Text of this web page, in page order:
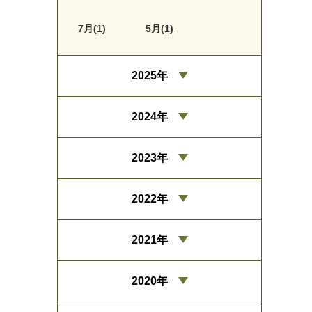
7月(1) 5月(1)
2025年
2024年
2023年
2022年
2021年
2020年